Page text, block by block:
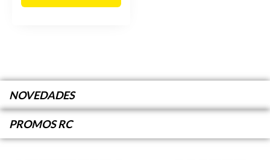
NOVEDADES
PROMOS RC